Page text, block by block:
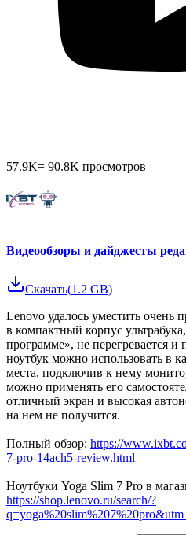
57.9K= 90.8K просмотров
Видеообзоры и дайджесты
Скачать(1.2 GB)
Lenovo удалось уместить очень
в компактный корпус
программе», не перегревается
ноутбук можно использовать в
места, подключив к нему
можно применять его
отличный экран и высокая
на нем не получится.
Полный обзор: https://
7-pro-14ach5-review.html
Ноутбуки Yoga Slim 7 Pro в
https://shop.lenovo.ru/search/?